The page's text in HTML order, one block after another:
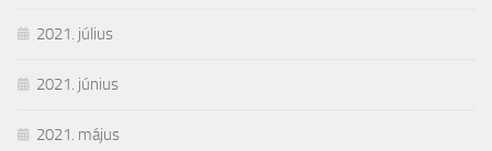
2021. július
2021. június
2021. május